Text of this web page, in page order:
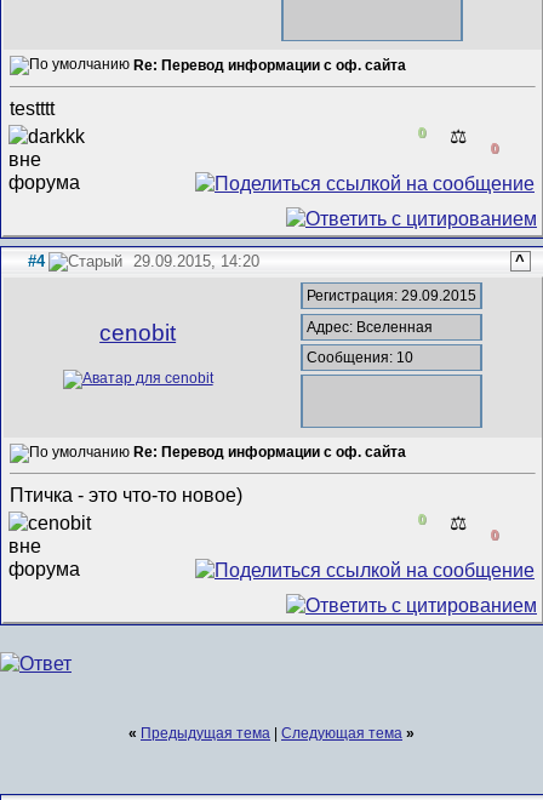
Re: Перевод информации с оф. сайта
testttt
0 ⚖️
0
#4 29.09.2015, 14:20 ^
cenobit
Регистрация: 29.09.2015
Адрес: Вселенная
Сообщения: 10
Re: Перевод информации с оф. сайта
Птичка - это что-то новое)
0 ⚖️
0
« Предыдущая тема | Следующая тема »